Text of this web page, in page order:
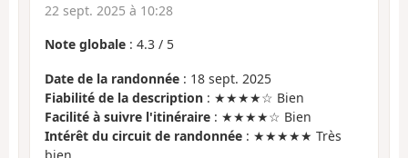
22 sept. 2025 à 10:28
Note globale : 4.3 / 5
Date de la randonnée : 18 sept. 2025
Fiabilité de la description : ★★★★☆ Bien
Facilité à suivre l'itinéraire : ★★★★☆ Bien
Intérêt du circuit de randonnée : ★★★★★ Très